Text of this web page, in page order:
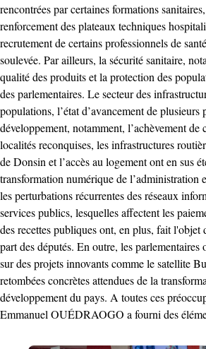
rencontrées par certaines formations
renforcement des plateaux techniques
recrutement de certains professionnels de
soulevée. Par ailleurs, la sécurité sanitaire,
qualité des produits et la protection des
des parlementaires. ‎Le secteur des
populations, l’état d’avancement de plusieurs
développement, notamment, l’achèvement de
localités reconquises, les infrastructures
de Donsin et l’accès au logement ont en sus
transformation numérique de l’administration
les perturbations récurrentes des réseaux
services publics, lesquelles affectent les
des recettes publiques ont, en plus, fait l'objet
part des députés. En outre, les
sur des projets innovants comme le satellite
retombées concrètes attendues de la
développement du pays. ‎A toutes ces
Emmanuel OUÉDRAOGO a fourni des